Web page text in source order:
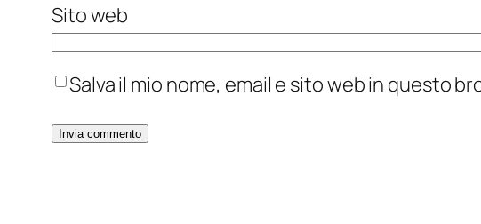
Sito web
Salva il mio nome, email e sito web in questo